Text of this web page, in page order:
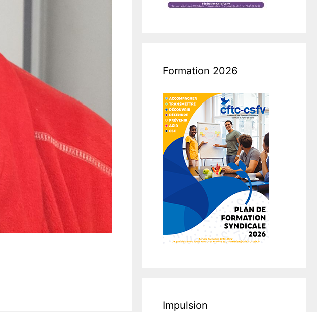
Formation 2026
Impulsion